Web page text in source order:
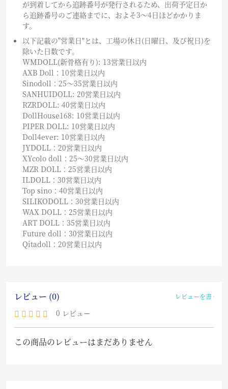
が到着してから追跡番号が発行されるため、出荷予定日か
ら追跡番号のご連絡までに、およそ3〜4日ほどかかりま
す。
以下記載の"営業日"とは、工場の休日(日曜日、及び祝日)を
除いた日数です。
WMDOLL(新骨格有り): 13営業日以内
AXB Doll：10営業日以内
Sinodoll：25〜35営業日以内
SANHUIDOLL: 20営業日以内
RZRDOLL: 40営業日以内
DollHouse168: 10営業日以内
PIPER DOLL: 10営業日以内
Doll4ever: 10営業日以内
JYDOLL：20営業日以内
XYcolo doll：25〜30営業日以内
MZR DOLL：25営業日以内
ILDOLL：30営業日以内
Top sino：40営業日以内
SILIKODOLL：30営業日以内
WAX DOLL：25営業日以内
ART DOLL：35営業日以内
Future doll：30営業日以内
Qitadoll：20営業日以内
レビュー (0) レビューを書く
0 レビュー
この商品のレビューはまだありません